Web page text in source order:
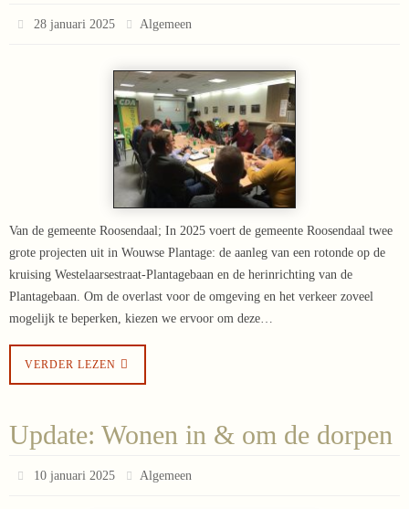
28 januari 2025 Algemeen
Van de gemeente Roosendaal; In 2025 voert de gemeente Roosendaal twee
grote projecten uit in Wouwse Plantage: de aanleg van een rotonde op de
kruising Westelaarsestraat-Plantagebaan en de herinrichting van de
Plantagebaan. Om de overlast voor de omgeving en het verkeer zoveel
mogelijk te beperken, kiezen we ervoor om deze…
VERDER LEZEN
Update: Wonen in & om de dorpen
10 januari 2025 Algemeen